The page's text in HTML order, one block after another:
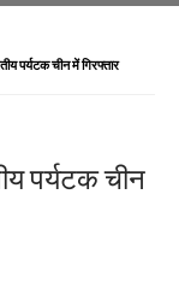
पर्यटक चीन में गिरफ्तार
पर्यटक चीन